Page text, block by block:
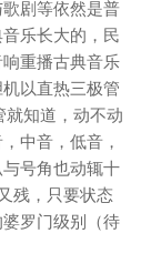
剧等依然是普
乐长大的，民
重播古典音乐
以直热三极管
就知道，动不动
中音，低音，
号角也动辄十
残，只要状态
罗门级别（待